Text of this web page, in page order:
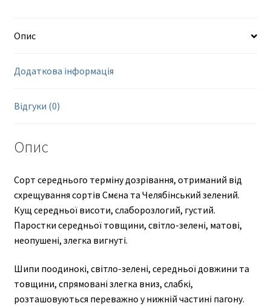
Опис
Додаткова інформація
Відгуки (0)
Опис
Сорт середнього терміну дозрівання, отриманий від
схрещування сортів Смєна та Челябінський зелений.
Кущ середньої висоти, слаборозлогий, густий.
Паростки середньої товщини, світло-зелені, матові,
неопушені, злегка вигнуті.
Шипи поодинокі, світло-зелені, середньої довжини та
товщини, спрямовані злегка вниз, слабкі,
розташовуються переважно у нижній частині пагону.